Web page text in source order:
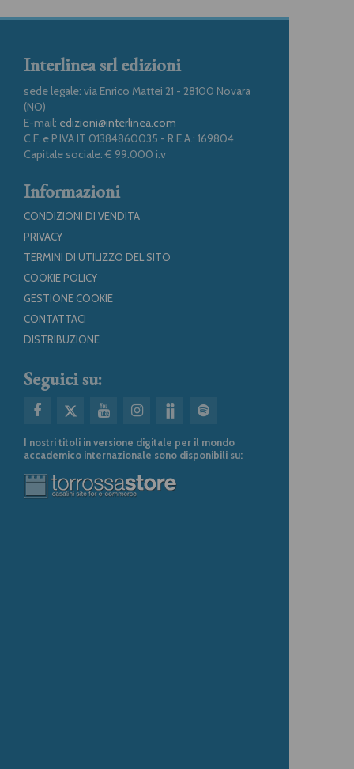
Interlinea srl edizioni
sede legale: via Enrico Mattei 21 - 28100 Novara
(NO)
E-mail: edizioni@interlinea.com
C.F. e P.IVA IT 01384860035 - R.E.A.: 169804
Capitale sociale: € 99.000 i.v
Informazioni
CONDIZIONI DI VENDITA
PRIVACY
TERMINI DI UTILIZZO DEL SITO
COOKIE POLICY
GESTIONE COOKIE
CONTATTACI
DISTRIBUZIONE
Seguici su:
I nostri titoli in versione digitale per il mondo
accademico internazionale sono disponibili su: